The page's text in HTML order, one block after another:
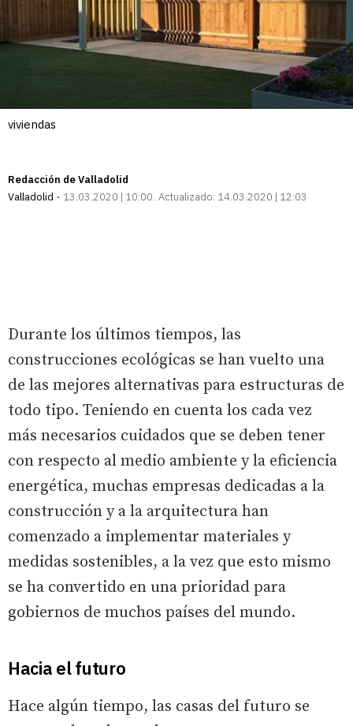
viviendas
Redacción de Valladolid
Valladolid
13.03.2020 | 10:00 Actualizado: 14.03.2020 | 12:03
Durante los últimos tiempos, las
construcciones ecológicas se han vuelto una
de las mejores alternativas para estructuras de
todo tipo. Teniendo en cuenta los cada vez
más necesarios cuidados que se deben tener
con respecto al medio ambiente y la eficiencia
energética, muchas empresas dedicadas a la
construcción y a la arquitectura han
comenzado a implementar materiales y
medidas sostenibles, a la vez que esto mismo
se ha convertido en una prioridad para
gobiernos de muchos países del mundo.
Hacia el futuro
Hace algún tiempo, las casas del futuro se